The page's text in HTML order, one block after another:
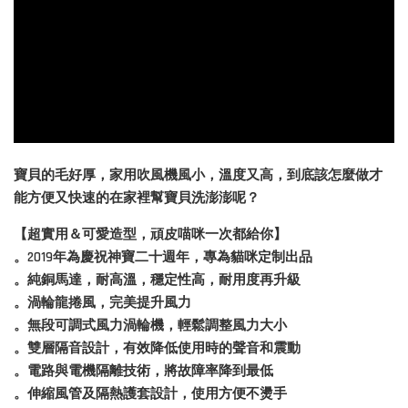
寶貝的毛好厚，家用吹風機風小，溫度又高，到底該怎麼做才
能方便又快速的在家裡幫寶貝洗澎澎呢？
【超實用＆可愛造型，頑皮喵咪一次都給你】
。2019年為慶祝神寶二十週年，專為貓咪定制出品
。純銅馬達，耐高溫，穩定性高，耐用度再升級
。渦輪龍捲風，完美提升風力
。無段可調式風力渦輪機，輕鬆調整風力大小
。雙層隔音設計，有效降低使用時的聲音和震動
。電路與電機隔離技術，將故障率降到最低
。伸縮風管及隔熱護套設計，使用方便不燙手